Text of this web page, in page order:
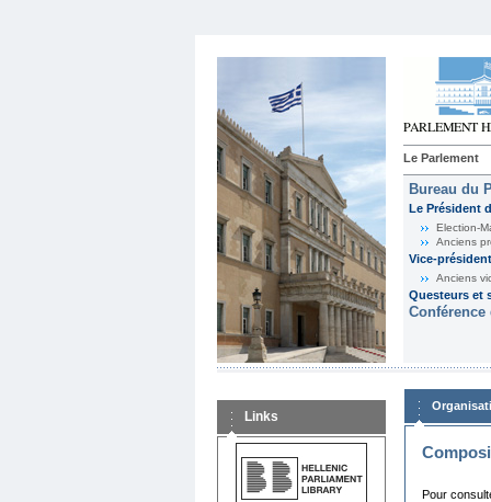
Le Parlement
Bureau du
Le Président
Election-
Anciens
Vice-
Anciens
Questeurs et
Links
Pour